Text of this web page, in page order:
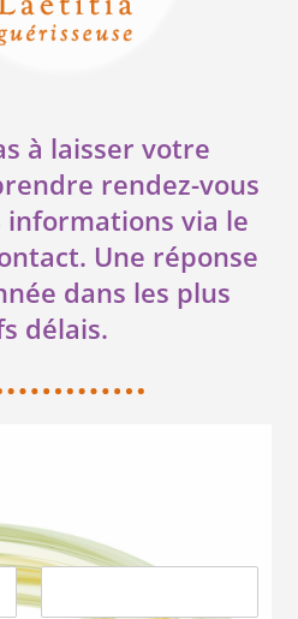
à laisser votre
rendez-vous
via le
Une réponse
dans les plus
délais.